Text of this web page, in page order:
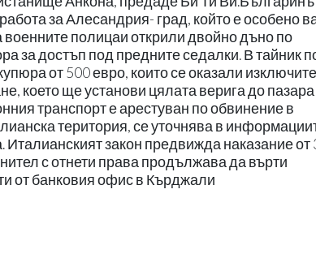
за Алесандрия- град, който е особено
полицаи открили двойно дъно по
за достъп под предните седалки. В тайник
от 500 евро, които се оказали
което ще установи цялата верига до
транспорт е арестуван по обвинение в
територия, се уточнява в
закон предвижда наказание от
с отнети права продължава да върти
от банковия офис в Кърджали